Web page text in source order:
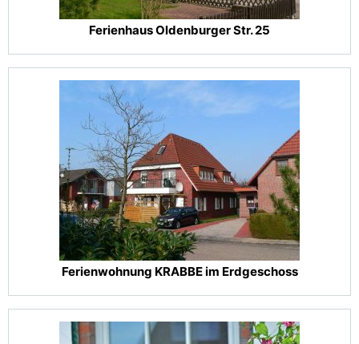
Ferienhaus Oldenburger Str. 25
Ferienwohnung KRABBE im Erdgeschoss